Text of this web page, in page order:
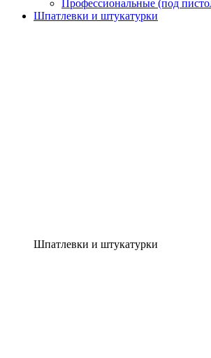
Профессиональные (под
Шпатлевки и штукатурки
Шпатлевки и штукатурки